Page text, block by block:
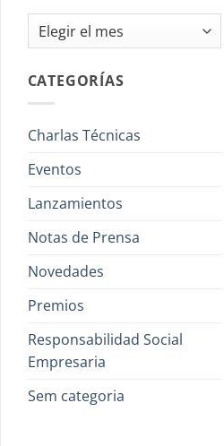
Archivos
CATEGORÍAS
Charlas Técnicas
Eventos
Lanzamientos
Notas de Prensa
Novedades
Premios
Responsabilidad Social
Empresaria
Sem categoria